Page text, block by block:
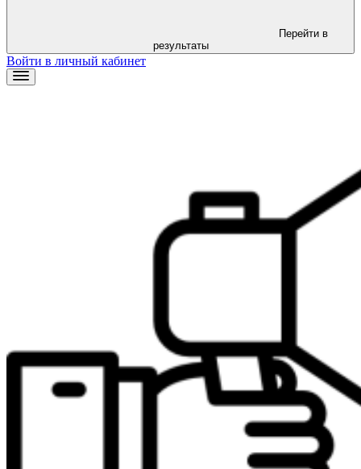
результаты
Войти в личный кабинет